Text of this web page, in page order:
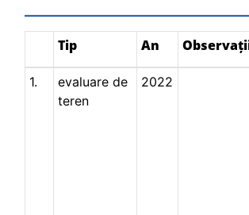
Tip An
1.
evaluare de
teren
2022